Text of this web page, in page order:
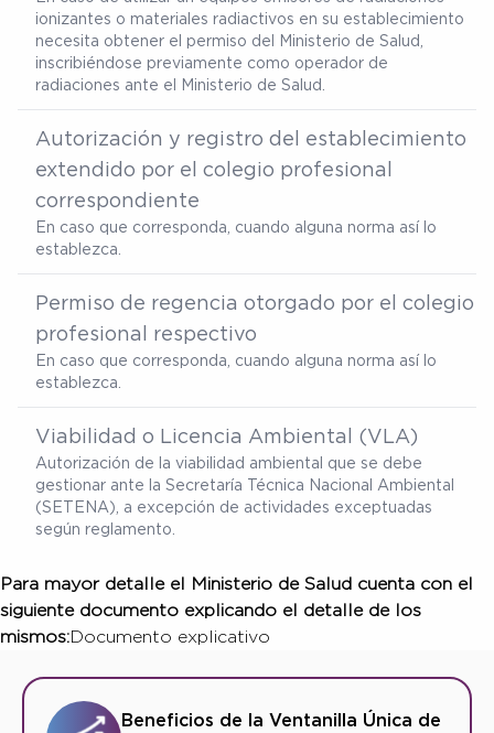
ionizantes o materiales radiactivos en su establecimiento
necesita obtener el permiso del Ministerio de Salud,
inscribiéndose previamente como operador de
radiaciones ante el Ministerio de Salud.
Autorización y registro del establecimiento
extendido por el colegio profesional
correspondiente
En caso que corresponda, cuando alguna norma así lo
establezca.
Permiso de regencia otorgado por el colegio
profesional respectivo
En caso que corresponda, cuando alguna norma así lo
establezca.
Viabilidad o Licencia Ambiental (VLA)
Autorización de la viabilidad ambiental que se debe
gestionar ante la Secretaría Técnica Nacional Ambiental
(SETENA), a excepción de actividades exceptuadas
según reglamento.
Para mayor detalle el Ministerio de Salud cuenta con el
siguiente documento explicando el detalle de los
mismos:Documento explicativo
Beneficios de la Ventanilla Única de